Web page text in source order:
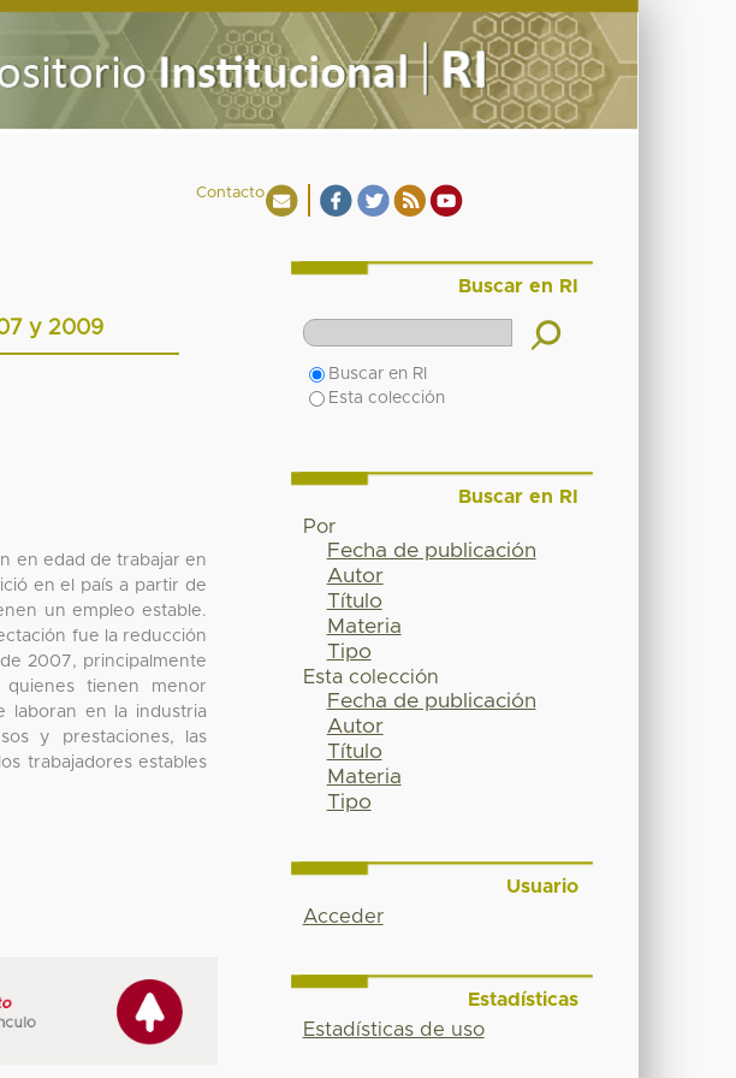
Contacto
y 2009
en edad de trabajar en
en el país a partir de
un empleo estable.
fue la reducción
2007, principalmente
tienen menor
laboran en la industria
y prestaciones, las
trabajadores estables
Buscar en RI
Buscar en RI
Esta colección
Buscar en RI
Por
Fecha de publicación
Autor
Título
Materia
Tipo
Esta colección
Fecha de publicación
Autor
Título
Materia
Tipo
Usuario
Acceder
Estadísticas
Estadísticas de uso